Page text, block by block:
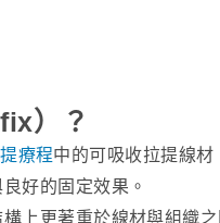
）？
療程中的可吸收拉提線
好的固定效果。
上更著重於線材與組織